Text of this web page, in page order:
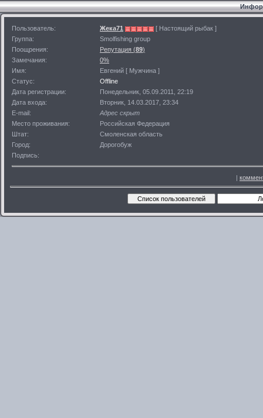
Пользователь: Жека71
[ Настоящий рыбак ]
Группа:
Smolfishing group
Поощрения:
Репутация (89)
Замечания:
0%
Имя:
Евгений [ Мужчина ]
Статус:
Offline
Дата регистрации:
Понедельник, 05.09.2011, 22:19
Дата входа:
Вторник, 14.03.2017, 23:34
E-mail:
Адрес скрыт
Место проживания:
Российская Федерация
Штат:
Смоленская область
Город:
Дорогобуж
Подпись:
|